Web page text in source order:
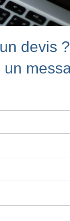
devis ?